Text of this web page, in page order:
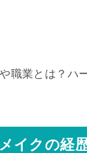
職業とは？ハ
イクの経